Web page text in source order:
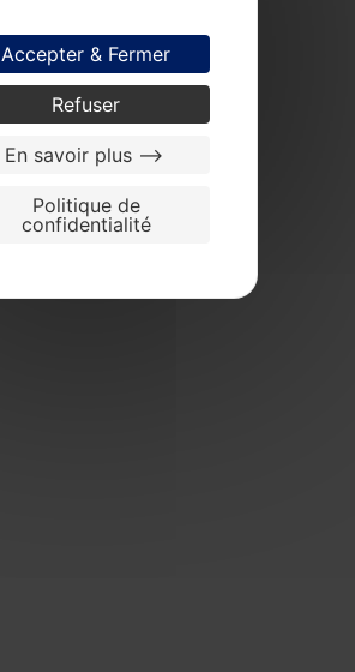
Accepter & Fermer
Refuser
En savoir plus -->
Politique de
confidentialité